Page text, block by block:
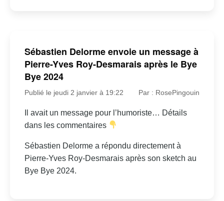
Sébastien Delorme envoie un message à
Pierre-Yves Roy-Desmarais après le Bye
Bye 2024
Publié le jeudi 2 janvier à 19:22 Par : RosePingouin
Il avait un message pour l’humoriste… Détails
dans les commentaires
Sébastien Delorme a répondu directement à
Pierre-Yves Roy-Desmarais après son sketch au
Bye Bye 2024.